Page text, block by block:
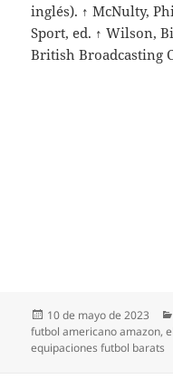
inglés). ↑ McNulty,
Sport, ed. ↑ Wilson,
British Broadcasting
Publicado
el
10 de mayo de 2023
futbol americano amazon,
equipaciones futbol barats